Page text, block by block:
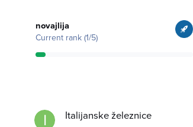
novajlija
Current rank (1/5)
Italijanske železnice